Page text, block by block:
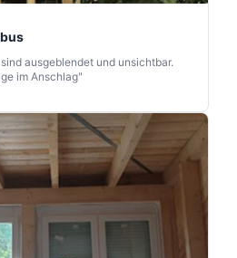
ausgeblendet und unsichtbar.
im Anschlag"